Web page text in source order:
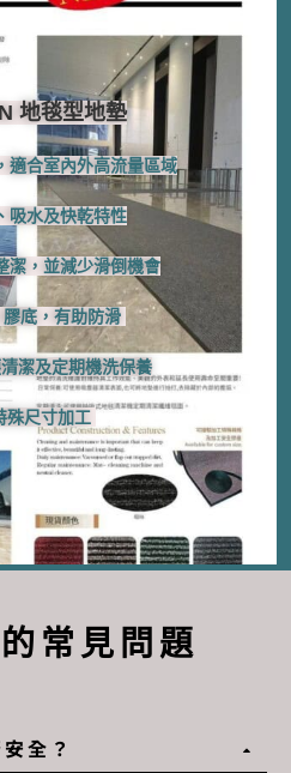
地毯型地墊
適合室內外高流量區域
吸水及快乾特性
潔，並減少滑倒機會
底，有助防滑
潔及定期機洗保養
殊尺寸加工
常見問題
全？